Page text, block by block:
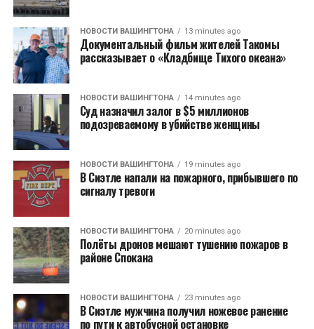
НОВОСТИ ВАШИНГТОНА 13 minutes ago
Документальный фильм жителей Такомы
рассказывает о «Кладбище Тихого океана»
НОВОСТИ ВАШИНГТОНА 14 minutes ago
Суд назначил залог в $5 миллионов
подозреваемому в убийстве женщины
НОВОСТИ ВАШИНГТОНА 19 minutes ago
В Сиэтле напали на пожарного, прибывшего по
сигналу тревоги
НОВОСТИ ВАШИНГТОНА 20 minutes ago
Полёты дронов мешают тушению пожаров в
районе Спокана
НОВОСТИ ВАШИНГТОНА 23 minutes ago
В Сиэтле мужчина получил ножевое ранение
по пути к автобусной остановке